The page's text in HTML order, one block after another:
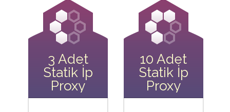
3 Adet
Statik İp
Proxy
10 Adet
Statik İp
Proxy